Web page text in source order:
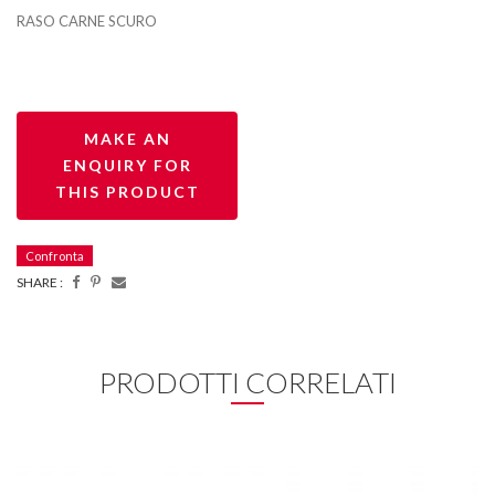
RASO CARNE SCURO
Confronta
SHARE :
PRODOTTI CORRELATI